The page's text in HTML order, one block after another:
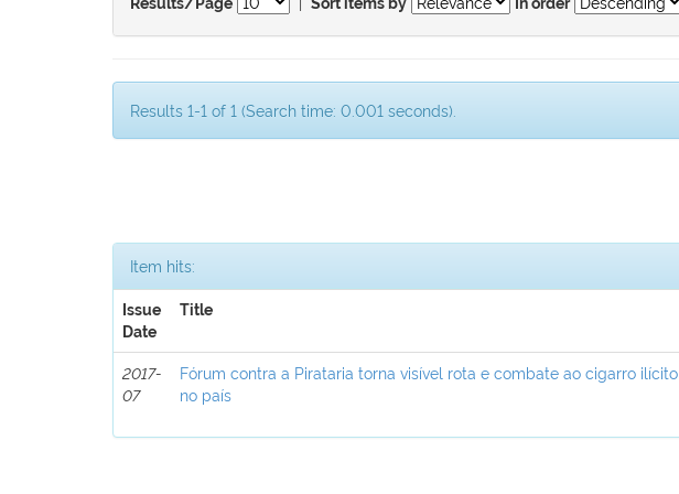
Results/Page Sort items by In order
Results 1-1 of 1 (Search time: 0.001 seconds).
Item hits:
Issue
Date
Title
2017-
07
Fórum contra a Pirataria torna visível rota e combate ao cigarro ilícito
no país